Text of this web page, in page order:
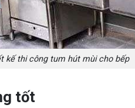
kế thi công tum hút mùi cho bếp
tốt